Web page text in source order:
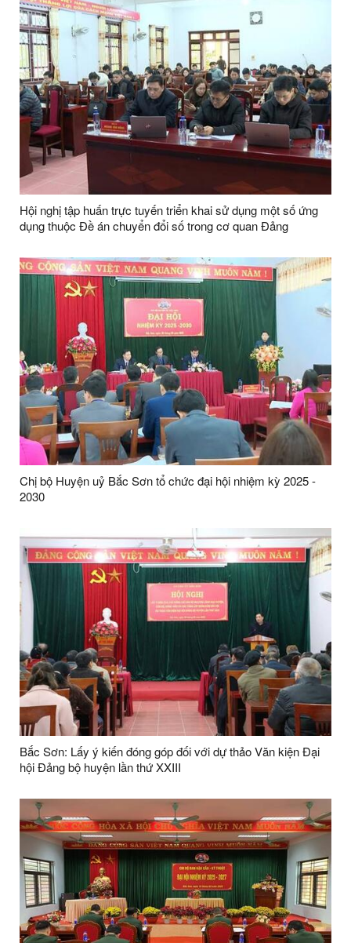
Hội nghị tập huấn trực tuyến triển khai sử dụng một số ứng
dụng thuộc Đề án chuyển đổi số trong cơ quan Đảng
Chị bộ Huyện uỷ Bắc Sơn tổ chức đại hội nhiệm kỳ 2025 -
2030
Bắc Sơn: Lấy ý kiến đóng góp đối với dự thảo Văn kiện Đại
hội Đảng bộ huyện lần thứ XXIII